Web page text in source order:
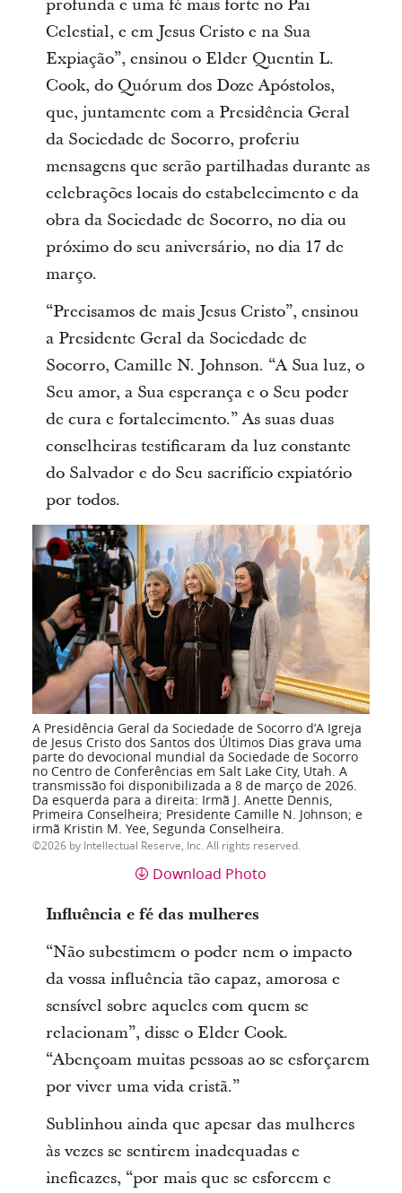
profunda e uma fé mais forte no Pai
Celestial, e em Jesus Cristo e na Sua
Expiação”, ensinou o Elder Quentin L.
Cook, do Quórum dos Doze Apóstolos,
que, juntamente com a Presidência Geral
da Sociedade de Socorro, proferiu
mensagens que serão partilhadas durante as
celebrações locais do estabelecimento e da
obra da Sociedade de Socorro, no dia ou
próximo do seu aniversário, no dia 17 de
março.
“Precisamos de mais Jesus Cristo”, ensinou
a Presidente Geral da Sociedade de
Socorro, Camille N. Johnson. “A Sua luz, o
Seu amor, a Sua esperança e o Seu poder
de cura e fortalecimento.” As suas duas
conselheiras testificaram da luz constante
do Salvador e do Seu sacrifício expiatório
por todos.
A Presidência Geral da Sociedade de Socorro d’A Igreja
de Jesus Cristo dos Santos dos Últimos Dias grava uma
parte do devocional mundial da Sociedade de Socorro
no Centro de Conferências em Salt Lake City, Utah. A
transmissão foi disponibilizada a 8 de março de 2026.
Da esquerda para a direita: Irmã J. Anette Dennis,
Primeira Conselheira; Presidente Camille N. Johnson; e
irmã Kristin M. Yee, Segunda Conselheira.
2026 by Intellectual Reserve, Inc. All rights reserved.
Download Photo
Influência e fé das mulheres
“Não subestimem o poder nem o impacto
da vossa influência tão capaz, amorosa e
sensível sobre aqueles com quem se
relacionam”, disse o Elder Cook.
“Abençoam muitas pessoas ao se esforçarem
por viver uma vida cristã.”
Sublinhou ainda que apesar das mulheres
às vezes se sentirem inadequadas e
ineficazes, “por mais que se esforcem e